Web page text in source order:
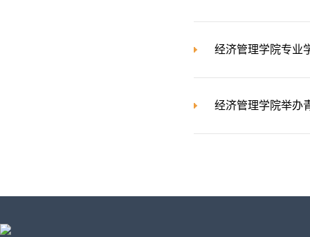
经济管理学院专业
经济管理学院举办